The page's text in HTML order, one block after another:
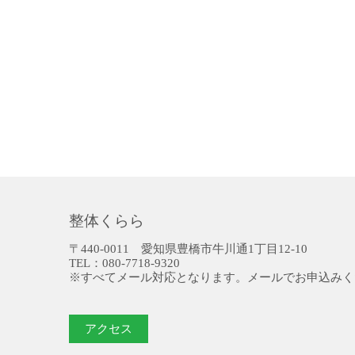
整体くらら
〒440-0011 愛知県豊橋市牛川通1丁目12-10
TEL：080-7718-9320
※すべてメール対応となります。メールでお申込み
アクセス